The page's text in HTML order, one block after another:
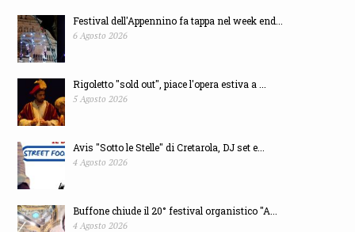
Festival dell'Appennino fa tappa nel week end...
6 Agosto 2026
Rigoletto "sold out", piace l'opera estiva a ...
5 Agosto 2026
Avis "Sotto le Stelle" di Cretarola, DJ set e...
4 Agosto 2026
Buffone chiude il 20° festival organistico "A...
4 Agosto 2026